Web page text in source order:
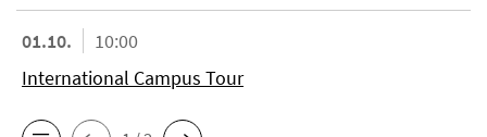
01.10.
10:00
International Campus Tour